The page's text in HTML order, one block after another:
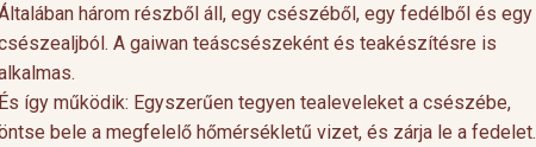
három részből áll, egy csészéből, egy fedélből és egy
A gaiwan teáscsészeként és teakészítésre is
És így működik: Egyszerűen tegyen tealeveleket a csészébe,
bele a megfelelő hőmérsékletű vizet, és zárja le a fedelet.